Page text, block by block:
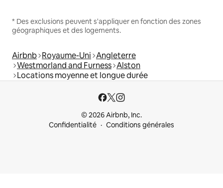
* Des exclusions peuvent s'appliquer en fonction des zones
géographiques et des logements.
Airbnb Royaume-Uni Angleterre
Westmorland and Furness Alston
Locations moyenne et longue durée
© 2026 Airbnb, Inc.
Confidentialité
Conditions générales